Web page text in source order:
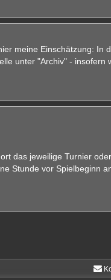
meine Einschätzung: In
unter "Archiv" - insofern
das jeweilige Turnier oder
Stunde vor Spielbeginn